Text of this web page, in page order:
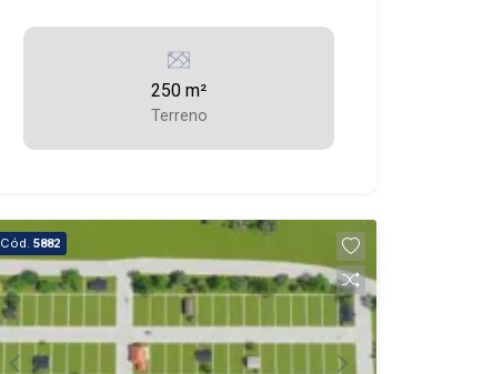
250 m²
Terreno
Cód. 5882